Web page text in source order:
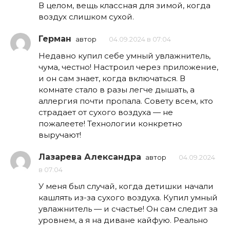
В целом, вещь классная для зимой, когда
воздух слишком сухой.
Герман автор 04.09.2024 в 07:04
Недавно купил себе умный увлажнитель,
чума, честно! Настроил через приложение,
и он сам знает, когда включаться. В
комнате стало в разы легче дышать, а
аллергия почти пропала. Совету всем, кто
страдает от сухого воздуха — не
пожалеете! Технологии конкретно
выручают!
Лазарева Александра автор
04.09.2024
в 07:04
У меня был случай, когда детишки начали
кашлять из-за сухого воздуха. Купил умный
увлажнитель — и счастье! Он сам следит за
уровнем, а я на диване кайфую. Реально